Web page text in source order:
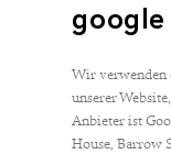
Wir verwenden
unserer
Anbieter ist
House, Barrow